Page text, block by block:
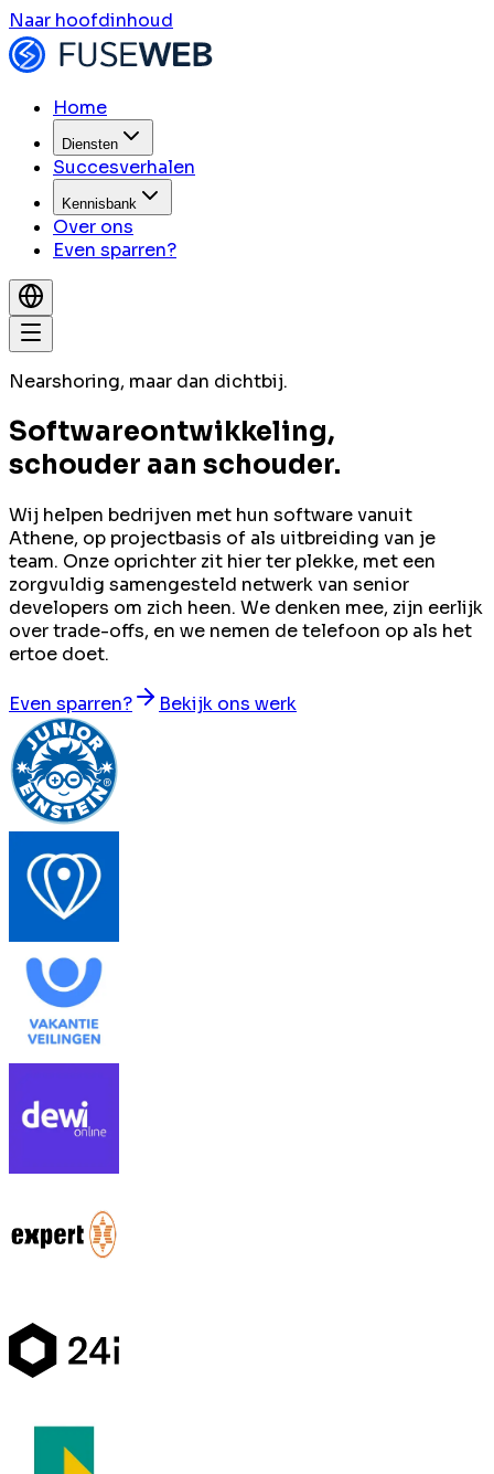
Naar hoofdinhoud
Home
Diensten
Succesverhalen
Kennisbank
Over ons
Even sparren?
Nearshoring, maar dan dichtbij.
Softwareontwikkeling,
schouder aan schouder.
Wij helpen bedrijven met hun software vanuit
Athene, op projectbasis of als uitbreiding van je
team. Onze oprichter zit hier ter plekke, met een
zorgvuldig samengesteld netwerk van senior
developers om zich heen. We denken mee, zijn eerlijk
over trade-offs, en we nemen de telefoon op als het
ertoe doet.
Even sparren? Bekijk ons werk